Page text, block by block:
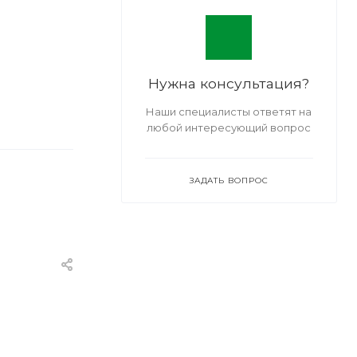
Нужна консультация?
Наши специалисты ответят на
любой интересующий вопрос
ЗАДАТЬ ВОПРОС